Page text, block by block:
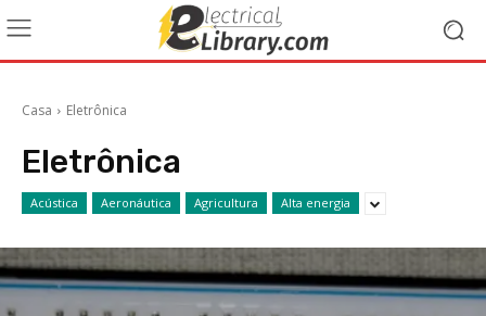
Casa Eletrônica
Eletrônica
Acústica Aeronáutica Agricultura Alta energia